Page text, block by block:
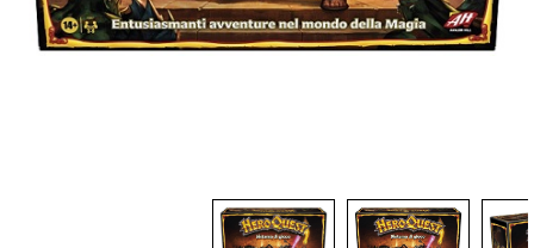
Accessori